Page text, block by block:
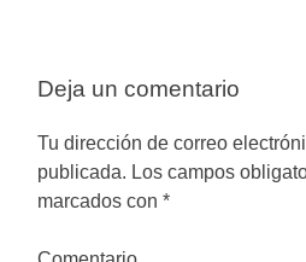
Deja un comentario
Tu dirección de correo
publicada. Los campos
marcados con*